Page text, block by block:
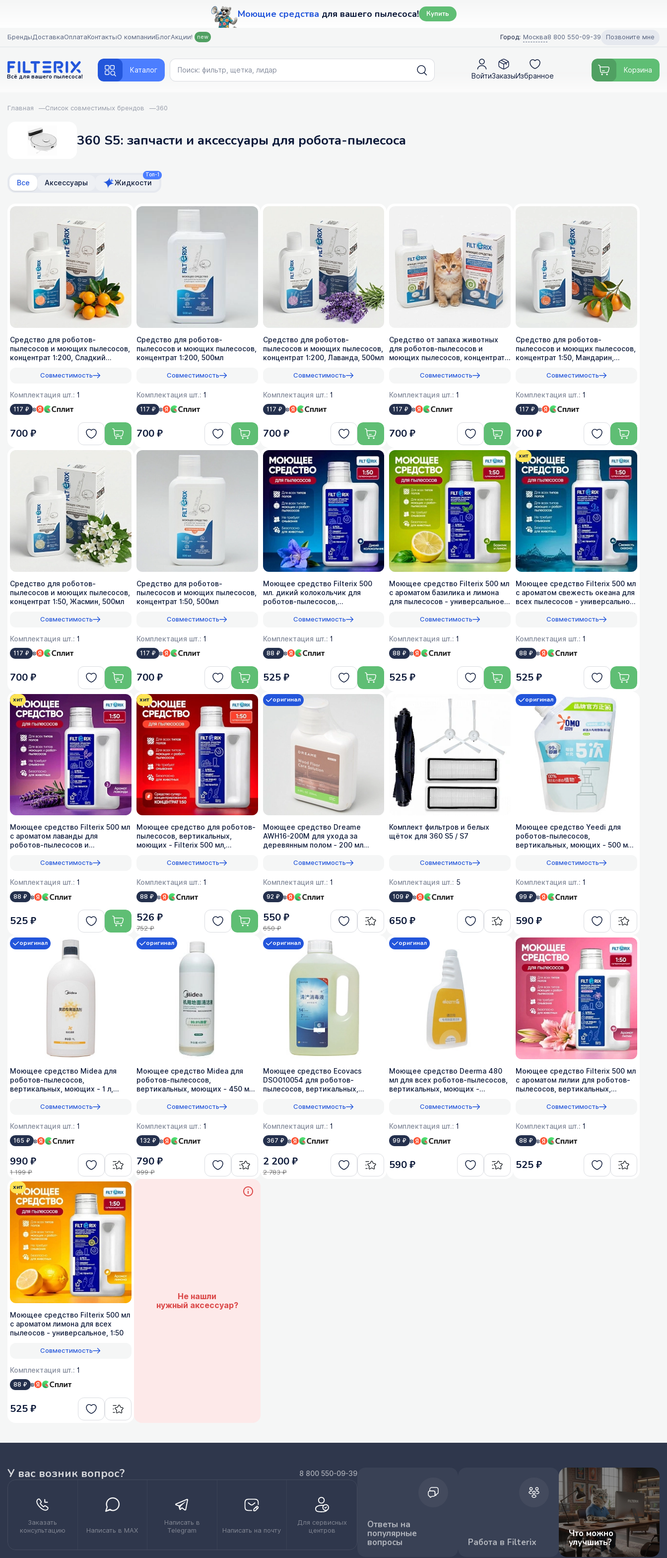
Моющие средства для вашего пылесоса! Купить
БрендыДоставкаОплатаКонтактыО компанииБлогАкции! new Город: Москва8 800 550-09-39 Позвоните мне
Всё для вашего пылесоса!
Каталог
ВойтиЗаказыИзбранное
Корзина
Главная —Список совместимых брендов —360
360 S5: запчасти и аксессуары для робота-пылесоса
Все Аксессуары
Топ-1
Жидкости
Средство для роботов-
пылесосов и моющих пылесосов,
концентрат 1:200, Сладкий
Совместимость
Комплектация шт.: 1
117 ₽ в
700 ₽
Средство для роботов-
пылесосов и моющих пылесосов,
концентрат 1:200, 500мл
Совместимость
Комплектация шт.: 1
117 ₽ в
700 ₽
Средство для роботов-
пылесосов и моющих пылесосов,
концентрат 1:200, Лаванда, 500мл
Совместимость
Комплектация шт.: 1
117 ₽ в
700 ₽
Средство от запаха животных
для роботов-пылесосов и
моющих пылесосов, концентрат
Совместимость
Комплектация шт.:1
117 ₽ в
700 ₽
Средство для роботов-
пылесосов и моющих пылесосов,
концентрат 1:50, Мандарин,
Совместимость
Комплектация шт.:1
117 ₽ в
700 ₽
Средство для роботов-
пылесосов и моющих пылесосов,
концентрат 1:50, Жасмин, 500мл
Совместимость
Комплектация шт.: 1
117 ₽ в
700 ₽
Средство для роботов-
пылесосов и моющих пылесосов,
концентрат 1:50, 500мл
Совместимость
Комплектация шт.: 1
117 ₽ в
700 ₽
Моющее средство Filterix 500
мл. дикий колокольчик для
роботов-пылесосов,
Совместимость
Комплектация шт.: 1
88 ₽ в
525 ₽
Моющее средство Filterix 500 мл
с ароматом базилика и лимона
для пылесосов - универсальное,
Совместимость
Комплектация шт.:1
88 ₽ в
525 ₽
Моющее средство Filterix 500 мл
с ароматом свежесть океана для
всех пылеcосов - универсальное,
Совместимость
Комплектация шт.:1
88 ₽ в
хит
525 ₽
Моющее средство Filterix 500 мл
с ароматом лаванды для
роботов-пылесосов и
Совместимость
Комплектация шт.: 1
88 ₽ в
хит
525 ₽
Моющее средство для роботов-
пылесосов, вертикальных,
моющих - Filterix 500 мл,
Совместимость
Комплектация шт.: 1
88 ₽ в
хит
526 ₽
752 ₽
Моющее средство Dreame
AWH16-200M для ухода за
деревянным полом - 200 мл
Совместимость
Комплектация шт.: 1
92 ₽ в
оригинал
550 ₽
650 ₽
Комплект фильтров и белых
щёток для 360 S5 / S7
Совместимость
Комплектация шт.: 5
109 ₽ в
650 ₽
Моющее средство Yeedi для
роботов-пылесосов,
вертикальных, моющих - 500 мл,
Совместимость
Комплектация шт.:1
99 ₽ в
оригинал
590 ₽
Моющее средство Midea для
роботов-пылесосов,
вертикальных, моющих - 1 л,
Совместимость
Комплектация шт.: 1
165 ₽ в
оригинал
990 ₽
1 199 ₽
Моющее средство Midea для
роботов-пылесосов,
вертикальных, моющих - 450 мл,
Совместимость
Комплектация шт.: 1
132 ₽ в
оригинал
790 ₽
999 ₽
Моющее средство Ecovacs
DSO010054 для роботов-
пылесосов, вертикальных,
Совместимость
Комплектация шт.: 1
367 ₽ в
оригинал
2 200 ₽
2 783 ₽
Моющее средство Deerma 480
мл для всех роботов-пылесосов,
вертикальных, моющих -
Совместимость
Комплектация шт.:1
99 ₽ в
оригинал
590 ₽
Моющее средство Filterix 500 мл
с ароматом лилии для роботов-
пылесосов, вертикальных,
Совместимость
Комплектация шт.:1
88 ₽ в
525 ₽
Моющее средство Filterix 500 мл
с ароматом лимона для всех
пылеосов - универсальное, 1:50
Совместимость
Комплектация шт.: 1
88 ₽ в
хит
525 ₽
Не нашли
нужный аксессуар?
У вас возник вопрос? 8 800 550-09-39
Заказать
консультацию
Написать в MAX
Написать в
Telegram
Написать на почту
Для сервисных
центров
Ответы на
популярные
вопросы Работа в Filterix
Что можно
улучшить?